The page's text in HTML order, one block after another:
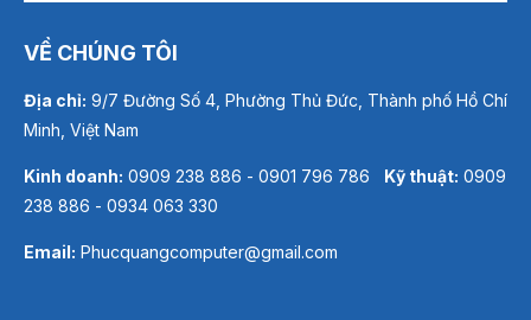
VỀ CHÚNG TÔI
Địa chỉ: 9/7 Đường Số 4, Phường Thủ Đức, Thành phố Hồ Chí
Minh, Việt Nam
Kinh doanh: 0909 238 886 - 0901 796 786 Kỹ thuật: 0909
238 886 - 0934 063 330
Email: Phucquangcomputer@gmail.com